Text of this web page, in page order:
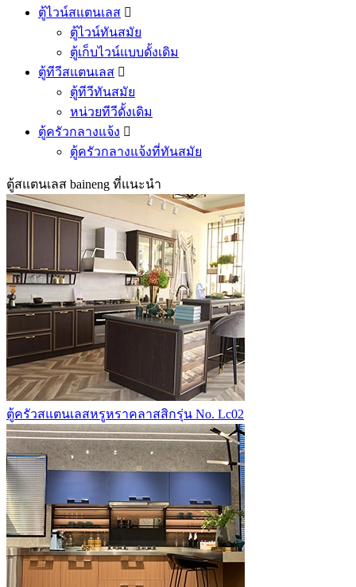
ตู้ไวน์สแตนเลส 
ตู้ไวน์ทันสมัย
ตู้เก็บไวน์แบบดั้งเดิม
ตู้ทีวีสแตนเลส 
ตู้ทีวีทันสมัย
หน่วยทีวีดั้งเดิม
ตู้ครัวกลางแจ้ง 
ตู้ครัวกลางแจ้งที่ทันสมัย
ตู้สแตนเลส baineng ที่แนะนำ
ตู้ครัวสแตนเลสหรูหราคลาสสิกรุ่น No. Lc02